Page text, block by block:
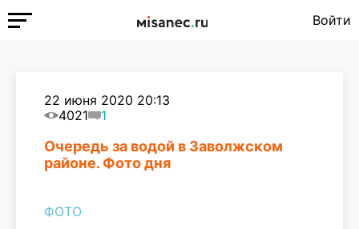
Войти
22 июня 2020 20:13
4021
1
Очередь за водой в Заволжском
районе. Фото дня
ФОТО